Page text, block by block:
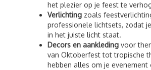
het plezier op je feest te
Verlichting zoals
professionele lichtsets, zodat
in het juiste licht staat.
Decors en aankleding voor
van Oktoberfest tot tropische
hebben alles om je evenement